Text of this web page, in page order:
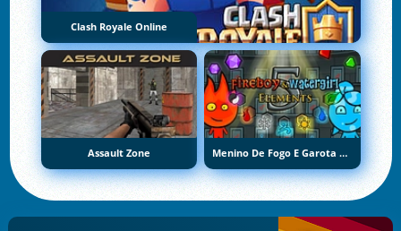
Clash Royale Online
Assault Zone Menino De Fogo E Garota De Água 5: Elementos